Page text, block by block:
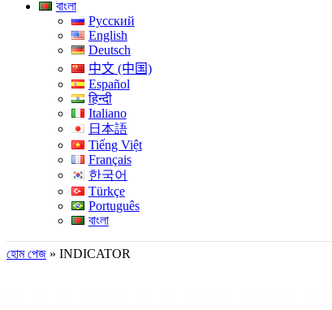
বাংলা
Русский
English
Deutsch
中文 (中国)
Español
हिन्दी
Italiano
日本語
Tiếng Việt
Français
한국어
Türkçe
Português
বাংলা
হোম পেজ » INDICATOR